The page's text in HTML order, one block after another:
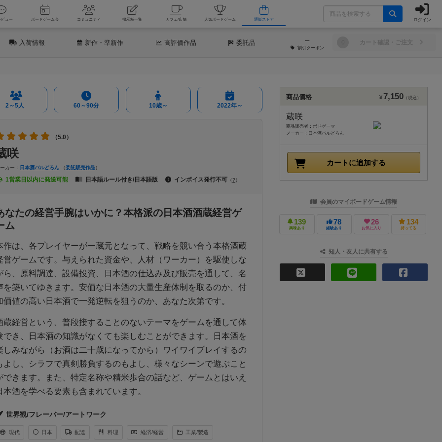
新着レビュー ボードゲーム会 コミュニティ 掲示板一覧 カフェ/店舗 人気ボードゲーム 通販ストア ログイン
入荷情報 新作 ・準新作 高評価作品 委託品 ─
割引 クーポン
カート確認・ご注文
2～5人 60～90分 10歳～ 2022年～
（5.0）
咲
カー： 日本酒バルどろん （委託販売作品）
1営業日以内に発送可能 日本語ルール付き/日本語版 インボイス発行不可 （? ）
なたの経営手腕はいかに？本格派の日本酒酒蔵経営ゲ
ム
作は、各プレイヤーが一蔵元となって、戦略を競い合う本格酒蔵
営ゲームです。与えられた資金や、人材（ワーカー）を駆使しな
ら、原料調達、設備投資、日本酒の仕込み及び販売を通して、名
を築いてゆきます。安価な日本酒の大量生産体制を取るのか、付
価値の高い日本酒で一発逆転を狙うのか、あなた次第です。
蔵経営という、普段接することのないテーマをゲームを通して体
でき、日本酒の知識がなくても楽しむことができます。日本酒を
しみながら（お酒は二十歳になってから）ワイワイプレイするの
よし、シラフで真剣勝負するのもよし、様々なシーンで遊ぶこと
できます。また、特定名称や精米歩合の話など、ゲームとはいえ
本酒を学べる要素も含まれています。
世界観/フレーバー/アートワーク
現代 日本 配達 料理 経済/経営 工業/製造
商品価格 ¥ 7,150 （税込）
蔵咲
商品販売者：ボドゲーマ
メーカー：日本酒バルどろん
カートに追加する
会員のマイボードゲーム情報
139
興味あり
78
経験あり
26
お気に入り
134
持ってる
知人・友人に共有する